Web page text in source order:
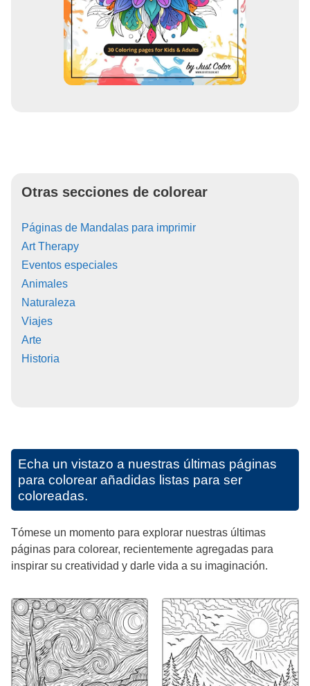
Otras secciones de colorear
Páginas de Mandalas para imprimir
Art Therapy
Eventos especiales
Animales
Naturaleza
Viajes
Arte
Historia
Echa un vistazo a nuestras últimas páginas
para colorear añadidas listas para ser
coloreadas.
Tómese un momento para explorar nuestras últimas
páginas para colorear, recientemente agregadas para
inspirar su creatividad y darle vida a su imaginación.